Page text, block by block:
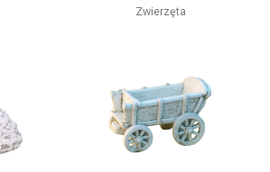
Zwierzęta